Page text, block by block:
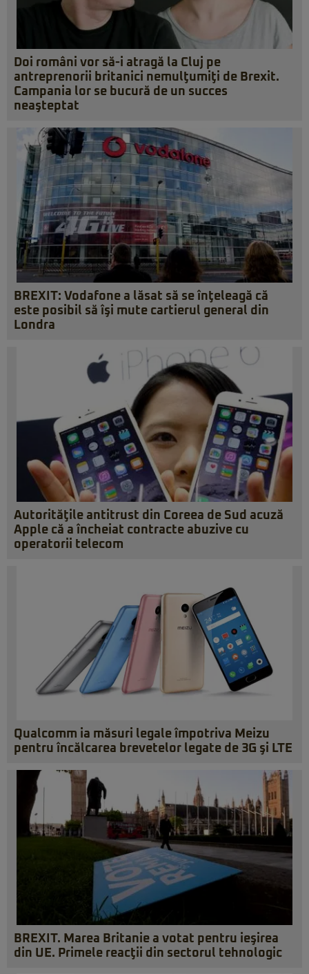
Doi români vor să-i atragă la Cluj pe
antreprenorii britanici nemulţumiţi de Brexit.
Campania lor se bucură de un succes
neaşteptat
BREXIT: Vodafone a lăsat să se înţeleagă că
este posibil să îşi mute cartierul general din
Londra
Autorităţile antitrust din Coreea de Sud acuză
Apple că a încheiat contracte abuzive cu
operatorii telecom
Qualcomm ia măsuri legale împotriva Meizu
pentru încălcarea brevetelor legate de 3G şi LTE
BREXIT. Marea Britanie a votat pentru ieşirea
din UE. Primele reacţii din sectorul tehnologic